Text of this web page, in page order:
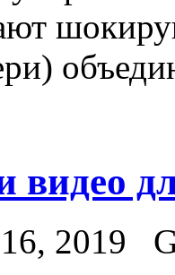
видео
2019